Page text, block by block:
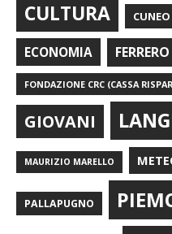
CULTURA CUNEO
ECONOMIA FERRERO
FONDAZIONE CRC (CASSA
GIOVANI
MAURIZIO MARELLO
PALLAPUGNO